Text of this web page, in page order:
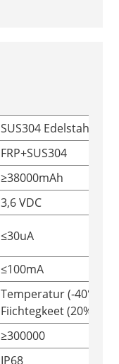
SUS304 Edelstahl
FRP+SUS304
≥38000mAh
3,6 VDC
≤30uA
≤100mA
Temperatur (-
Fiichtegkeet (20%-
≥300000
IP68